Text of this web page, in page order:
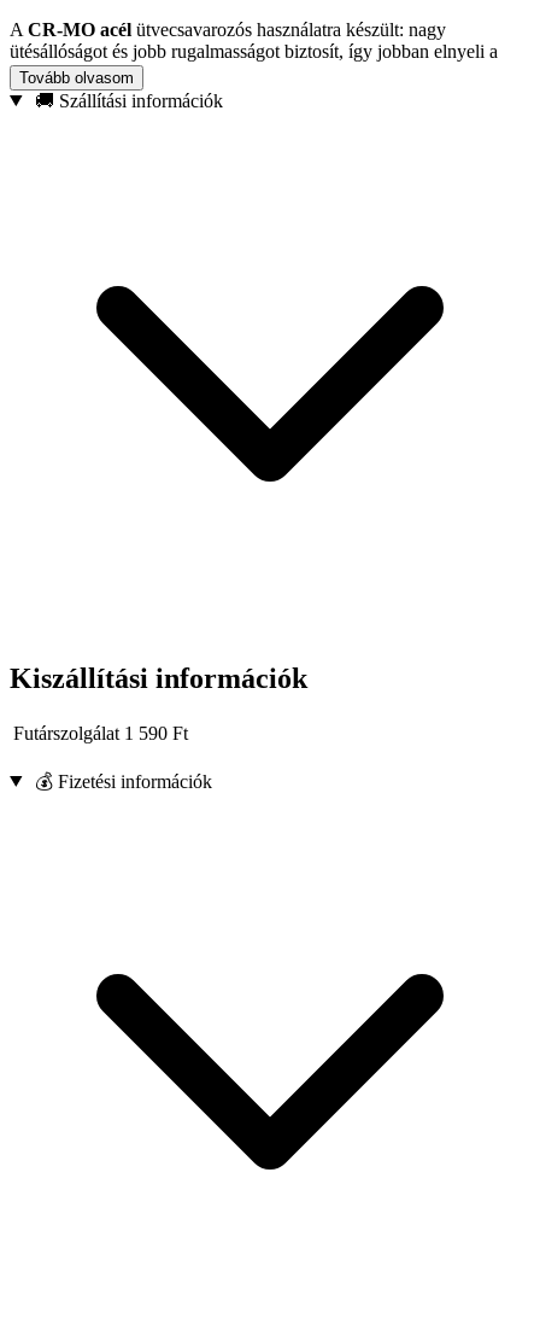
A CR-MO acél ütvecsavarozós használatra készült: nagy
ütésállóságot és jobb rugalmasságot biztosít, így jobban elnyeli a
terhelést és csökkenti a repedés kockázatát. Ennek eredménye a
hosszabb élettartam, a kevesebb deformáció és a megbízható
Tovább olvasom
🚚 Szállítási információk
Kiszállítási információk
Futárszolgálat 1 590 Ft
💰 Fizetési információk